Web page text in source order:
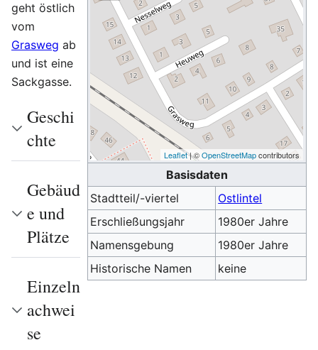
Leaflet| ©OpenStreetMapcontributors
Basisdaten
Stadtteil/-viertel
Ostlintel
Erschließungsjahr
1980er Jahre
Namensgebung
1980er Jahre
Historische Namen
keine
geht östlich
vom
Grasweg ab
und ist eine
Sackgasse.
Geschi
chte
Gebäud
e und
Plätze
Einzeln
achwei
se